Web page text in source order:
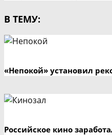
В ТЕМУ:
«Непокой» установил
Российское кино